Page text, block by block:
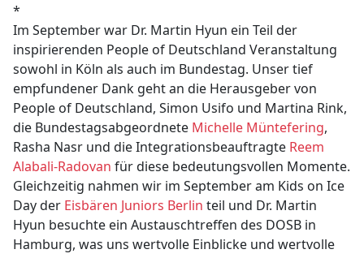
*
Im September war Dr. Martin Hyun ein Teil der
inspirierenden People of Deutschland Veranstaltung
sowohl in Köln als auch im Bundestag. Unser tief
empfundener Dank geht an die Herausgeber von
People of Deutschland, Simon Usifo und Martina Rink,
die Bundestagsabgeordnete Michelle Müntefering,
Rasha Nasr und die Integrationsbeauftragte Reem
Alabali-Radovan für diese bedeutungsvollen Momente.
Gleichzeitig nahmen wir im September am Kids on Ice
Day der Eisbären Juniors Berlin teil und Dr. Martin
Hyun besuchte ein Austauschtreffen des DOSB in
Hamburg, was uns wertvolle Einblicke und wertvolle